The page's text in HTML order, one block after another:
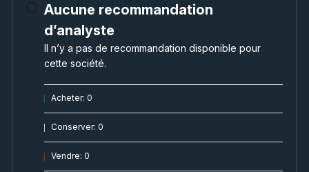
Aucune recommandation
d’analyste
Il n’y a pas de recommandation disponible pour
cette société.
Acheter: 0
Conserver: 0
Vendre: 0